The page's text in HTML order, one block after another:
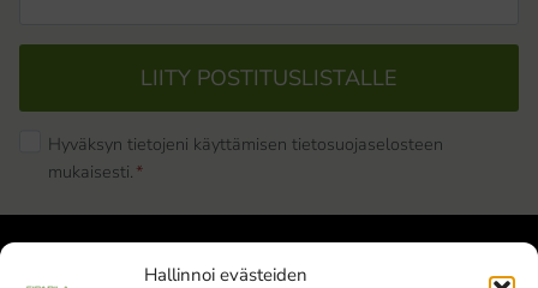
Hallinnoi evästeiden
LIITY POSTITUSLISTALLE
Hyväksyn tietojeni käyttämisen tietosuojaselosteen
mukaisesti. *